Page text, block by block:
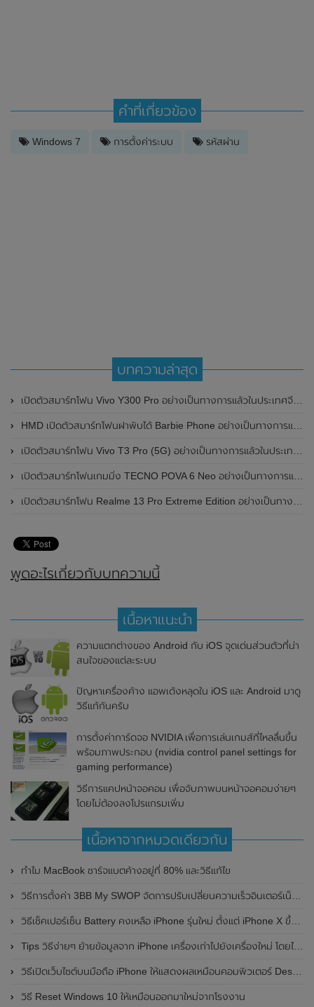
คำที่เกี่ยวข้อง
Windows 7 การตั้งค่าระบบ รหัสผ่าน
บทความล่าสุด
เปิดตัวสมาร์ทโฟน Vivo Y300 Pro อย่างเป็นทางการแล้วในประเทศจีน มาพร้อมดีไซน์พรีเมี่ยม ทนทาน และแบตเตอรี่สุดอึดขนาดใหญ่ 6,500mAh พร้อมรองรับการชาร์จไว 80W
HMD เปิดตัวสมาร์ทโฟนฝาพับได้ Barbie Phone อย่างเป็นทางการแล้ว มาพร้อมธีมสีชมพูสดใส
เปิดตัวสมาร์ทโฟน Vivo T3 Pro (5G) อย่างเป็นทางการแล้วในประเทศอินเดีย
เปิดตัวสมาร์ทโฟนเกมมิ่ง TECNO POVA 6 Neo อย่างเป็นทางการแล้วในประเทศไทย ในราคา 8,499 บาท
เปิดตัวสมาร์ทโฟน Realme 13 Pro Extreme Edition อย่างเป็นทางการแล้วในประเทศจีน
พูดอะไรเกี่ยวกับบทความนี้
เนื้อหาแนะนำ
ความแตกต่างของ Android กับ iOS จุดเด่นส่วนตัวที่น่า
สนใจของแต่ละระบบ
ปัญหาเครื่องค้าง แอพเด้งหลุดใน iOS และ Android มาดู
วิธีแก้กันครับ
การตั้งค่าการ์ดจอ NVIDIA เพื่อการเล่นเกมส์ที่ไหลลื่นขึ้น
พร้อมภาพประกอบ (nvidia control panel settings for
gaming performance)
วิธีการแคปหน้าจอคอม เพื่อจับภาพบนหน้าจอคอมง่ายๆ
โดยไม่ต้องลงโปรแกรมเพิ่ม
เนื้อหาจากหมวดเดียวกัน
ทำไม MacBook ชาร์จแบตค้างอยู่ที่ 80% และวิธีแก้ไข
วิธีการตั้งค่า 3BB My SWOP จัดการปรับเปลี่ยนความเร็วอินเตอร์เน็ต 3BB Fiber ด้วยตัวเอง
วิธีเช็คเปอร์เซ็น Battery คงเหลือ iPhone รุ่นใหม่ ตั้งแต่ iPhone X ขึ้นไป
Tips วิธีง่ายๆ ย้ายข้อมูลจาก iPhone เครื่องเก่าไปยังเครื่องใหม่ โดยไม่ผ่านคอมพิวเตอร์
วิธีเปิดเว็บไซต์บนมือถือ iPhone ให้แสดงผลเหมือนคอมพิวเตอร์ Desktop
วิธี Reset Windows 10 ให้เหมือนออกมาใหม่จากโรงงาน